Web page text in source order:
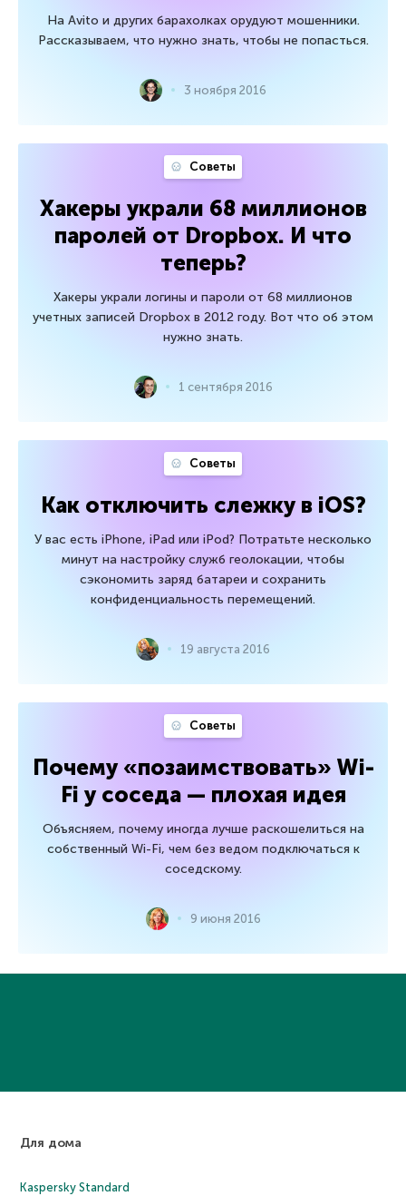
На Avito и других барахолках орудуют мошенники.
Рассказываем, что нужно знать, чтобы не попасться.
3 ноября 2016
Советы
Хакеры украли 68 миллионов
паролей от Dropbox. И что
теперь?
Хакеры украли логины и пароли от 68 миллионов
учетных записей Dropbox в 2012 году. Вот что об этом
нужно знать.
1 сентября 2016
Советы
Как отключить слежку в iOS?
У вас есть iPhone, iPad или iPod? Потратьте несколько
минут на настройку служб геолокации, чтобы
сэкономить заряд батареи и сохранить
конфиденциальность перемещений.
19 августа 2016
Советы
Почему «позаимствовать» Wi-
Fi у соседа — плохая идея
Объясняем, почему иногда лучше раскошелиться на
собственный Wi-Fi, чем без ведом подключаться к
соседскому.
9 июня 2016
Для дома
Kaspersky Standard